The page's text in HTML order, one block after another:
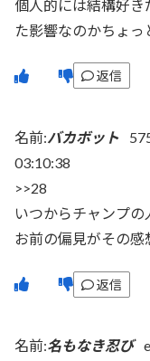
個人的には結構好
た影響なのかちょっ
返信
名前:バカボット
03:10:38
>>28
いつからチャンプの
お前の偏見がその感
返信
名前:名もなき忍び